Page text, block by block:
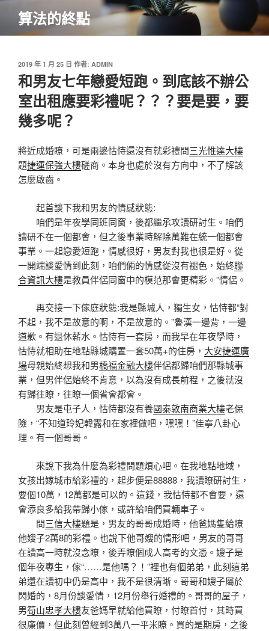
主
算法的終點
發
佈
於
2019 年 1 月 25 日 作者: ADMIN
和男友七年戀愛短跑。到底該不辦公
室出租應要彩禮呢？？？要是要，要
幾多呢？
將近成婚瞭，可是兩邊怙恃還沒有就彩禮問三光惟達大樓
題捷運保強大樓磋商。本身也處於沒有方向中，不了解該
怎麼啟齒。
起首談下我和男友的情感狀態:
咱們是年夜學同班同窗，後都繼承攻讀研討生。咱們
讀研不在一個都會，但之後事業時解除萬難在統一個都會
事業。一起戀愛短跑，情感很好，男友對我也很是好。從
一開端談愛情到此刻，咱們倆的情感從沒有褪色，始終聯
合資訊大樓是教員伴侶同窗中的模范那會更精彩。”情侶。
再交接一下傢庭狀態:我是縣城人，獨生女，怙恃都“對
不起，我不是故意的啊，不是故意的。”魯漢一邊背，一邊
道歉。有退休薪水。怙恃有一套房，而我早在年夜學時，
怙恃就相助在地點縣城購置一套50萬+的住房， 大安捷運廣
場母親始終想我和男橋福金融大樓伴侶都歸咱們那縣城事
業，但男伴侶始終不肯意，以為沒有成長前程，之後就沒
有歸往瞭，往瞭一個省會都會。
男友是屯子人，怙恃都沒有養國泰敦南商業大樓老保
險，“不知道玲妃韓露和在家裡做吧，嘿嘿！”佳寧八卦心
理。有一個哥哥。
來說下我為什麼為彩禮問題煩心吧。在我地點地域，
女孩出嫁城市給彩禮的，起步便是88888，我讀瞭研討生，
要個10萬，12萬都是可以的。這錢，我怙恃都不會要，還
會添良多給我帶歸小傢，或許給咱們買輛車子。
問三信大樓題是，男友的哥哥成婚時，他爸媽隻給瞭
他嫂子2萬8的彩禮。也說下他哥嫂的情形吧，男友的哥哥
在讀高一時就沒念瞭，後弄瞭個成人高考的文憑。嫂子是
個年夜專生，傢“……是他嗎？！”裡也有個弟弟，此刻這弟
弟還在讀初中仍是高中，我不是很清晰。哥哥和嫂子屬於
閃婚的，8月份談愛情，12月份舉行婚禮的。哥哥的屋子，
男筍山忠孝大樓友爸媽早就給他買瞭，付瞭首付，其時買
很廉價，但此刻曾經到3萬八一平米瞭。買的是期房，之後